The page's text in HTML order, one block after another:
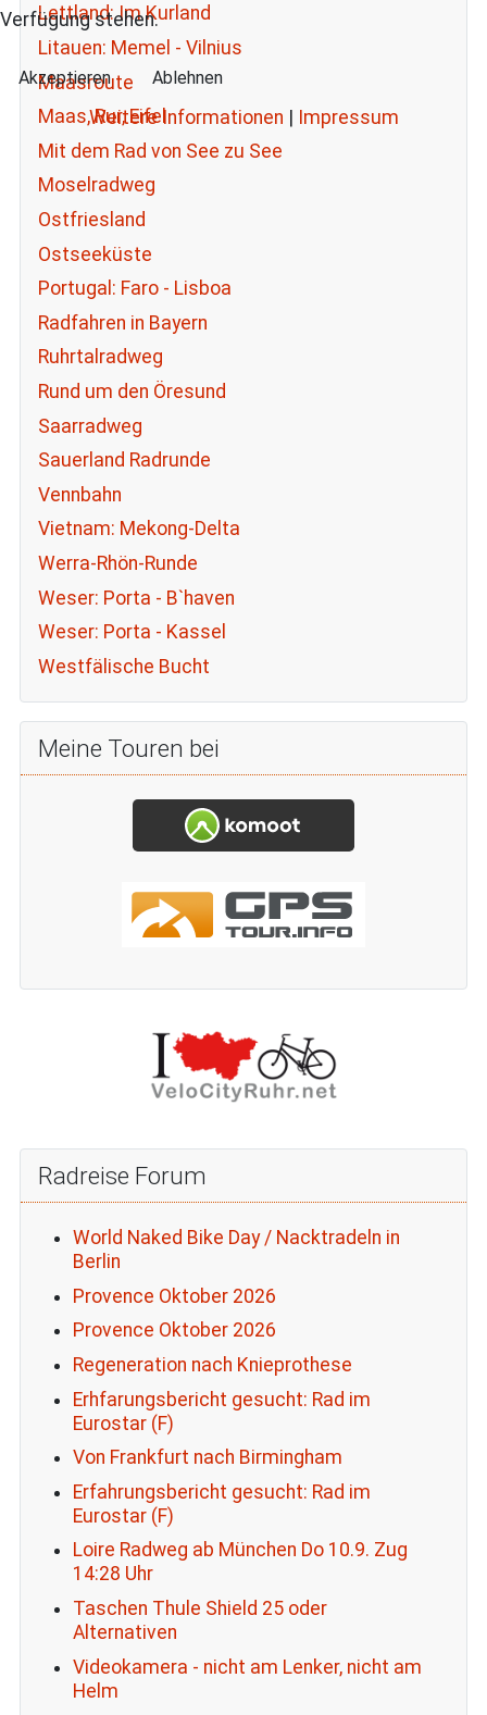
Lettland: Im Kurland
Litauen: Memel - Vilnius
Maasroute
Maas, Rur, Eifel
Mit dem Rad von See zu See
Moselradweg
Ostfriesland
Ostseeküste
Portugal: Faro - Lisboa
Radfahren in Bayern
Ruhrtalradweg
Rund um den Öresund
Saarradweg
Sauerland Radrunde
Vennbahn
Vietnam: Mekong-Delta
Werra-Rhön-Runde
Weser: Porta - B`haven
Weser: Porta - Kassel
Westfälische Bucht
Meine Touren bei
Radreise Forum
World Naked Bike Day / Nacktradeln in
Berlin
Provence Oktober 2026
Provence Oktober 2026
Regeneration nach Knieprothese
Erhfarungsbericht gesucht: Rad im
Eurostar (F)
Von Frankfurt nach Birmingham
Erfahrungsbericht gesucht: Rad im
Eurostar (F)
Loire Radweg ab München Do 10.9. Zug
14:28 Uhr
Taschen Thule Shield 25 oder
Alternativen
Videokamera - nicht am Lenker, nicht am
Helm
Verfügung stehen.
Akzeptieren Ablehnen
Weitere Informationen Impressum